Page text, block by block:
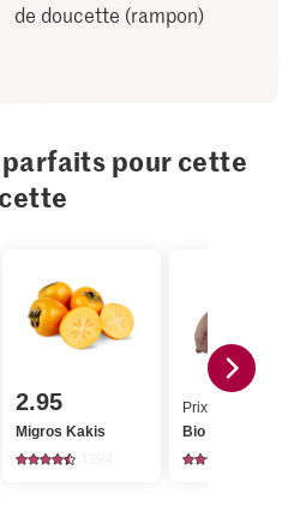
de doucette (rampon)
pour cette
valable du 6.8 au 12.8.2026, jusqu’à
2.95
Migros Kakis
Prix du jour
Bio Betterave